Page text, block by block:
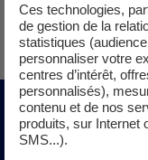
Nos
Ces technologies,
de gestion de la
statistiques
personnaliser votre
centres d’intérêt,
personnalisés),
contenu et de nos
produits, sur Internet
SMS...).